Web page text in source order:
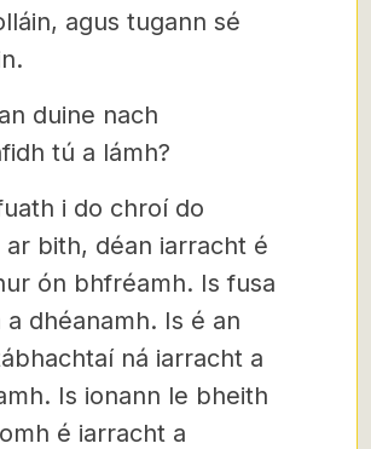
agus tugann sé
duine nach
tú a lámh?
i do chroí do
ar bith, déan iarracht é
ón bhfréamh. Is fusa
a dhéanamh. Is é an
ná iarracht a
Is ionann le bheith
é iarracht a